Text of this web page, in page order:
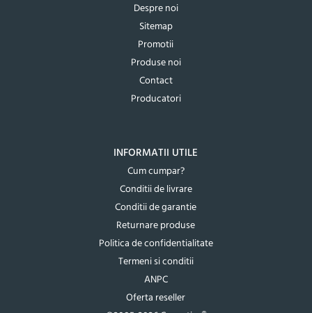
Despre noi
Sitemap
Promotii
Produse noi
Contact
Producatori
INFORMATII UTILE
Cum cumpar?
Conditii de livrare
Conditii de garantie
Returnare produse
Politica de confidentialitate
Termeni si conditii
ANPC
Oferta reseller